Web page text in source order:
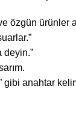
özgün ürünler
deyin.”
gibi anahtar